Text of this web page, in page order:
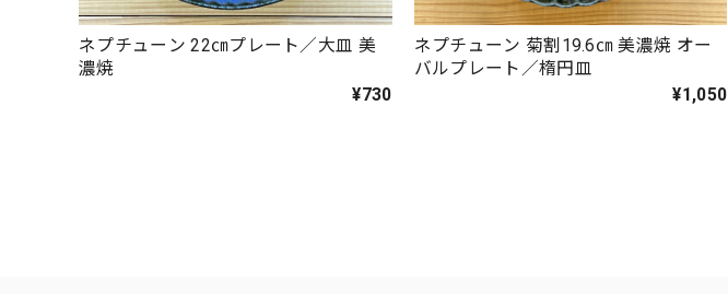
ネプチューン 22㎝プレート／大皿 美
濃焼
¥730
ネプチューン 菊割19.6㎝ 美濃焼 オー
バルプレート／楕円皿
¥1,050